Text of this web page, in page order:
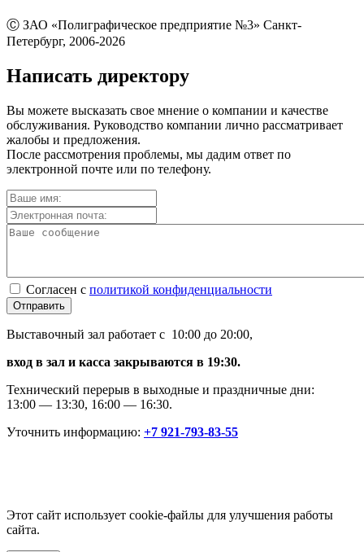
Ⓒ ЗАО «Полиграфическое предприятие №3» Санкт-
Петербург, 2006-2026
Написать директору
Вы можете высказать свое мнение о компании и качестве
обслуживания. Руководство компании лично рассматривает
жалобы и предложения.
После рассмотрения проблемы, мы дадим ответ по
электронной почте или по телефону.
Согласен с политикой конфиденциальности
Отправить
Выставочный зал работает с 10:00 до 20:00,
вход в зал и касса закрываются в 19:30.
Технический перерыв в выходные и праздничные дни:
13:00 — 13:30, 16:00 — 16:30.
Уточнить информацию: +7 921-793-83-55
Этот сайт использует cookie-файлы для улучшения работы
сайта.